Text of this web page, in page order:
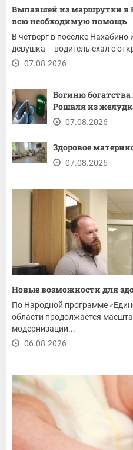
Выпавшей из маршрутки в
всю необходимую помощь
В четверг в поселке
девушка – водитель ехал с
07.08.2026
Богиню
Рошаля из
07.08.2026
Здоровое
07.08.2026
Новые возможности для
По Народной программе
области продолжается
модернизации...
06.08.2026